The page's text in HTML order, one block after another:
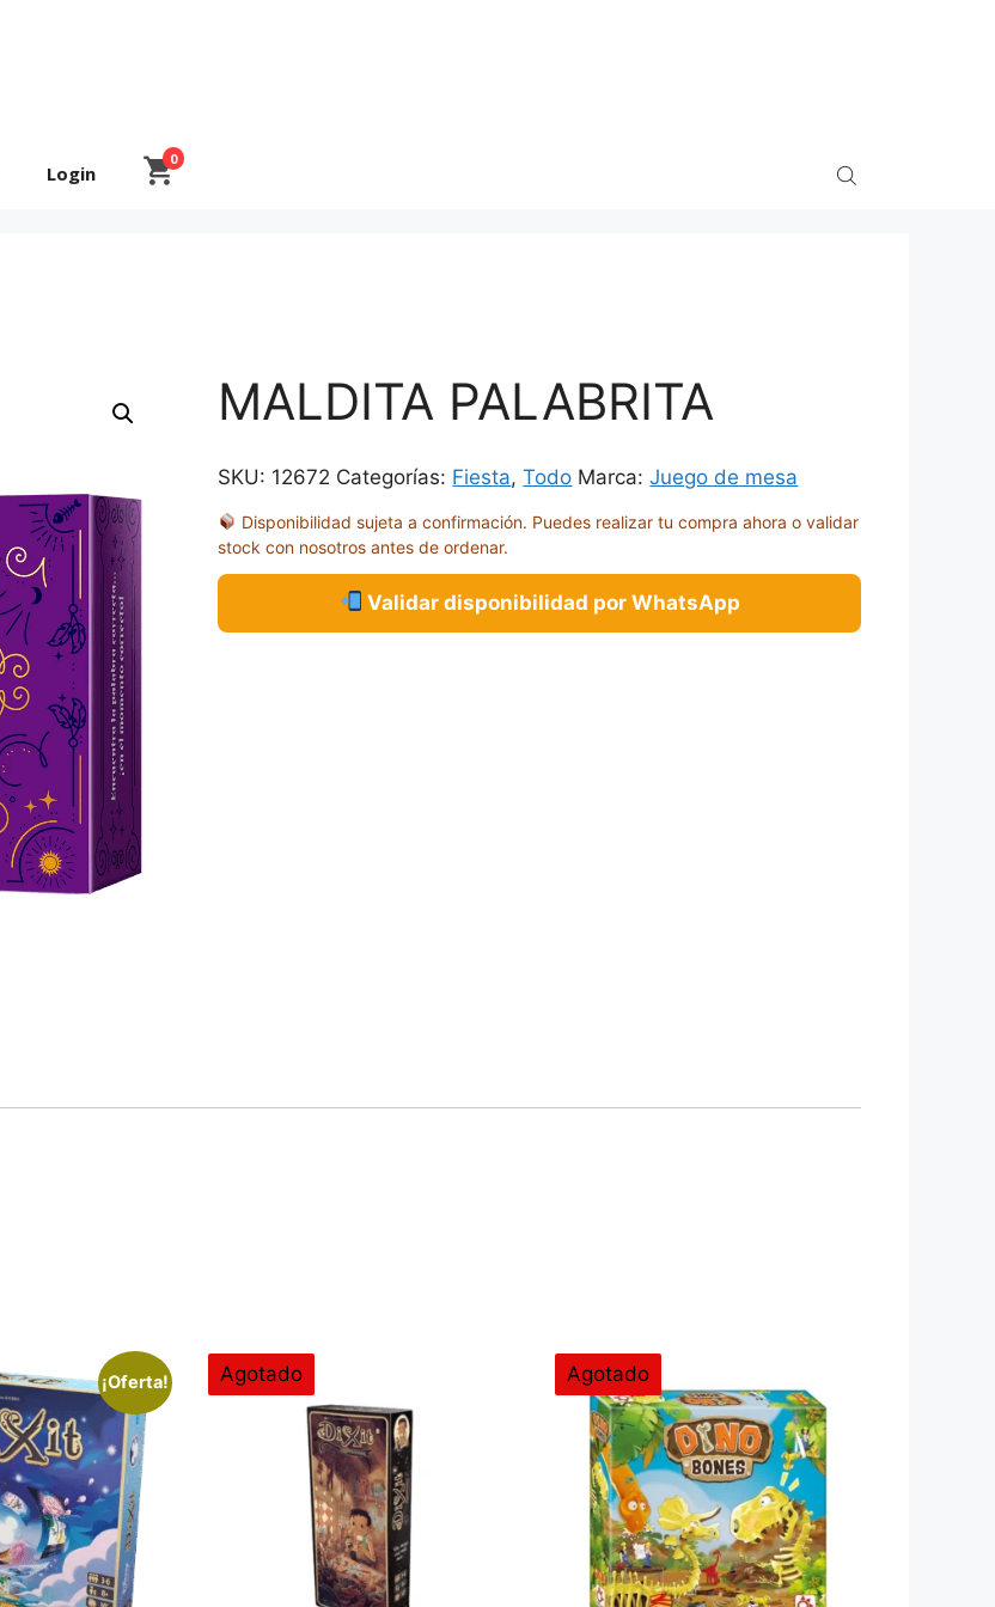
Login
0
MALDITA PALABRITA
SKU: 12672 Categorías: Fiesta,Todo Marca:Juego de mesa
Disponibilidad sujeta a confirmación. Puedes realizar tu compra ahora o validar
stock con nosotros antes de ordenar.
Validar disponibilidad por WhatsApp
¡Oferta! Agotado Agotado